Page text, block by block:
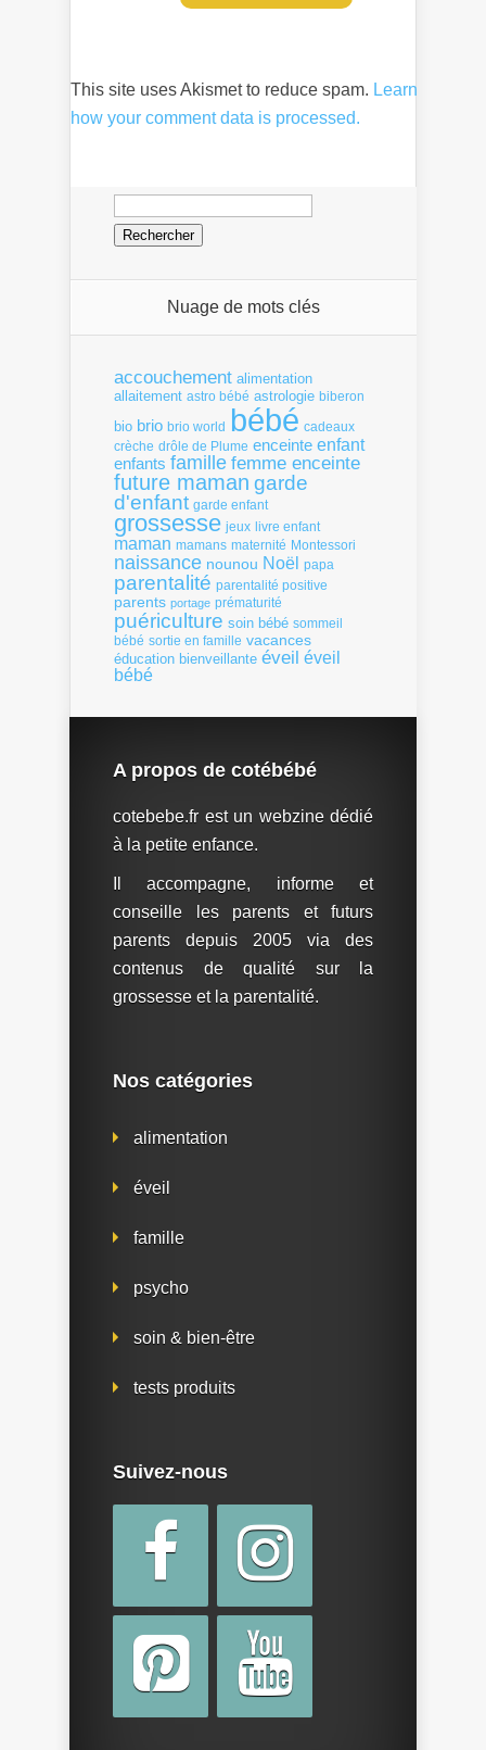
This site uses Akismet to reduce spam. Learn
how your comment data is processed.
Rechercher :
Nuage de mots clés
accouchement alimentation
allaitement astro bébé astrologie biberon
bio brio brio world bébé cadeaux
crèche drôle de Plume enceinte enfant
enfants famille femme enceinte
future maman garde
d'enfant garde enfant
grossesse jeux livre enfant
maman mamans maternité Montessori
naissance nounou Noël papa
parentalité parentalité positive
parents portage prématurité
puériculture soin bébé sommeil
bébé sortie en famille vacances
éducation bienveillante éveil éveil
bébé
A propos de cotébébé
cotebebe.fr est un webzine dédié
à la petite enfance.
Il accompagne, informe et
conseille les parents et futurs
parents depuis 2005 via des
contenus de qualité sur la
grossesse et la parentalité.
Nos catégories
alimentation
éveil
famille
psycho
soin & bien-être
tests produits
Suivez-nous